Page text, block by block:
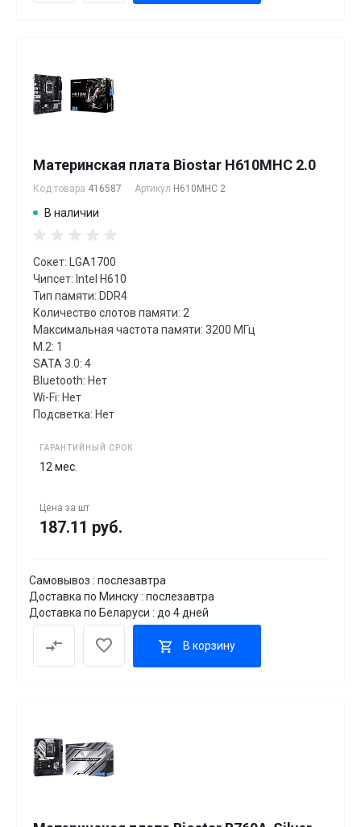
Материнская плата Biostar H610MHC 2.0
Код товара 416587 Артикул H610MHC 2
В наличии
Сокет: LGA1700
Чипсет: Intel H610
Тип памяти: DDR4
Количество слотов памяти: 2
Максимальная частота памяти: 3200 МГц
M.2: 1
SATA 3.0: 4
Bluetooth: Нет
Wi-Fi: Нет
Подсветка: Нет
ГАРАНТИЙНЫЙ СРОК
12 мес.
Цена за шт
187.11 руб.
Самовывоз : послезавтра
Доставка по Минску : послезавтра
Доставка по Беларуси : до 4 дней
В корзину